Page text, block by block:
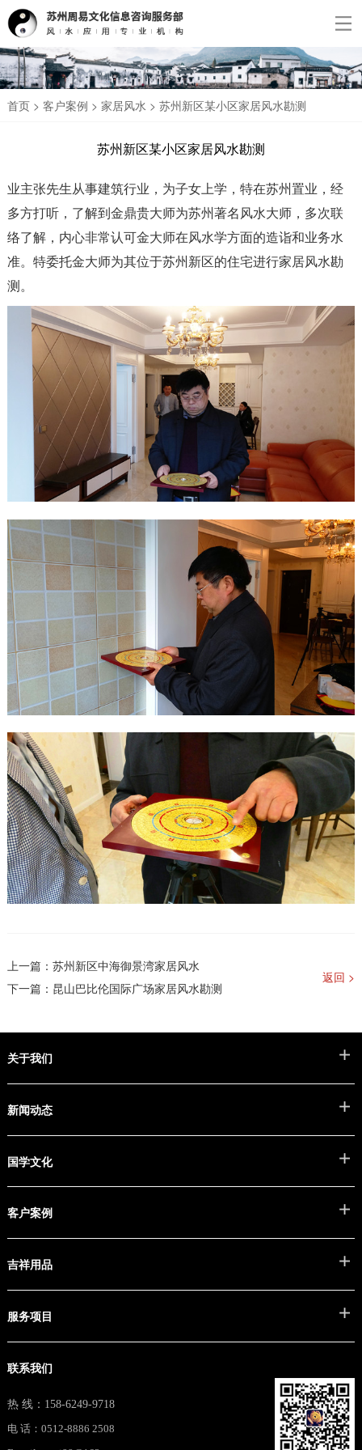
首页> 客户案例 > 家居风水 > 苏州新区某小区家居风水勘测
苏州新区某小区家居风水勘测
业主张先生从事建筑行业，为子女上学，特在苏州置业，经
多方打听，了解到金鼎贵大师为苏州著名风水大师， 多次联
络了解， 内心非常认可金大师在风水学方面的造诣和业务水
准。特委托金大师为其位于苏州新区的住宅进行家居风水勘
测。
上一篇： 苏州新区中海御景湾家居风水
下一篇： 昆山巴比伦国际广场家居风水勘测
返回 >
关于我们
院长寄语
联系方式
新闻动态
行程安排
视频讲座
国学文化
经典导读
名人风水
命理知识
客户案例
家居风水
办公风水
工厂风水
八字命理
吉祥用品
风水摆件
镇宅纳吉
招财助运
服务项目
家居风水
楼盘风水
办公风水
联系我们
热 线：158-6249-9718
电 话：0512-8886 2508